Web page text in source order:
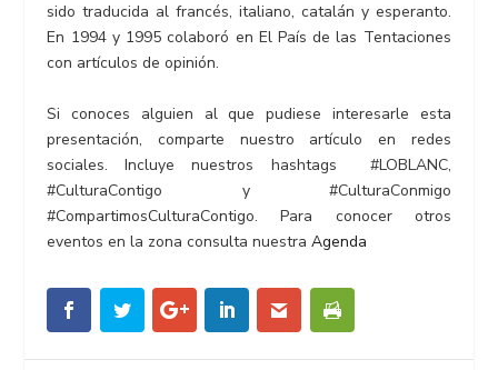
sido traducida al francés, italiano, catalán y esperanto.
En 1994 y 1995 colaboró en El País de las Tentaciones
con artículos de opinión.
Si conoces alguien al que pudiese interesarle esta
presentación, comparte nuestro artículo en redes
sociales. Incluye nuestros hashtags #LOBLANC,
#CulturaContigo y #CulturaConmigo
#CompartimosCulturaContigo. Para conocer otros
eventos en la zona consulta nuestraAgenda